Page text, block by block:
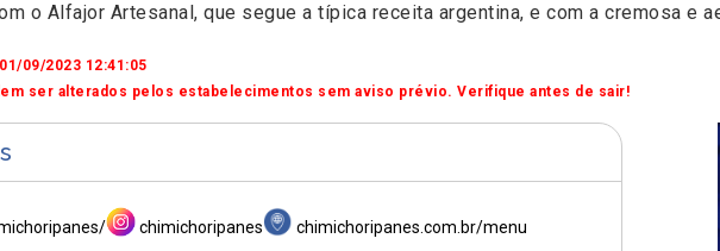
o Alfajor Artesanal, que segue a típica receita argentina, e com a cremosa e
09/2023 12:41:05
ser alterados pelos estabelecimentos sem aviso prévio. Verifique antes de sair!
chimichoripanes chimichoripanes.com.br/menu